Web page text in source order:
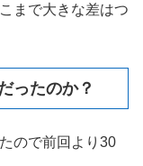
まで大きな差はつ
ったのか？
ので前回より30